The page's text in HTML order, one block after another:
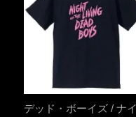
デッド・ボーイズ / ナイ